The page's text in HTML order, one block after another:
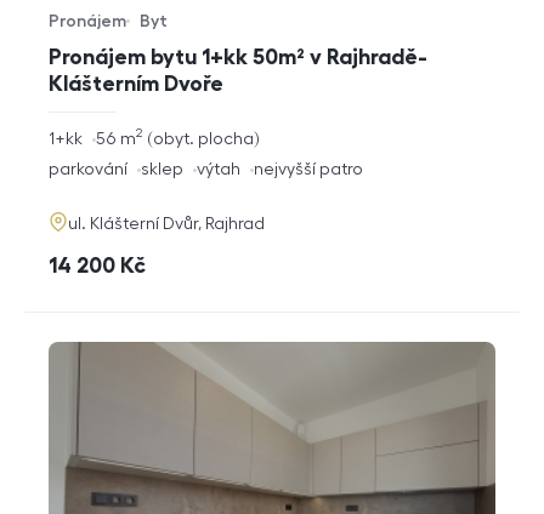
Pronájem bytu 1+kk 50m² v Rajhradě-
Klášterním Dvoře
Typ nabídky
Pronájem
Typ nemovitosti
Byt
rozměry
dispozice
1+kk obyt. plocha
56 m2
funkce
parkování sklep výtah nejvyšší patro
adresa
ul. Klášterní Dvůr, Rajhrad
cena
14 200 Kč